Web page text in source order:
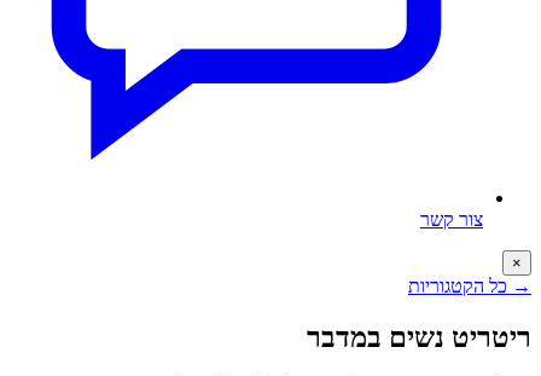
צור קשר
×
→ כל הקטגוריות
ריטריט נשים במדבר